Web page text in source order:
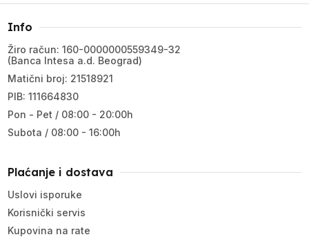
Info
Žiro račun: 160-0000000559349-32
(Banca Intesa a.d. Beograd)
Matični broj: 21518921
PIB: 111664830
Pon - Pet / 08:00 - 20:00h
Subota / 08:00 - 16:00h
Plaćanje i dostava
Uslovi isporuke
Korisnički servis
Kupovina na rate